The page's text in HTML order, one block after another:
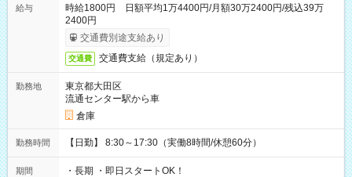
給与
時給1800円 日額平均1万4400円/月額30万2400円/残込39万
2400円
交通費別途支給あり
交通費 交通費支給（規定あり）
勤務地
東京都大田区
流通センター駅から車
倉庫
勤務時間 【日勤】 8:30～17:30（実働8時間/休憩60分）
期間 ・長期 ・即日スタートOK！